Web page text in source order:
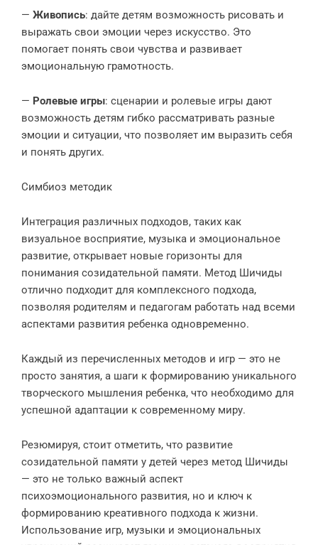
— Живопись: дайте детям возможность рисовать и
выражать свои эмоции через искусство. Это
помогает понять свои чувства и развивает
эмоциональную грамотность.
— Ролевые игры: сценарии и ролевые игры дают
возможность детям гибко рассматривать разные
эмоции и ситуации, что позволяет им выразить себя
и понять других.
Симбиоз методик
Интеграция различных подходов, таких как
визуальное восприятие, музыка и эмоциональное
развитие, открывает новые горизонты для
понимания созидательной памяти. Метод Шичиды
отлично подходит для комплексного подхода,
позволяя родителям и педагогам работать над всеми
аспектами развития ребенка одновременно.
Каждый из перечисленных методов и игр — это не
просто занятия, а шаги к формированию уникального
творческого мышления ребенка, что необходимо для
успешной адаптации к современному миру.
Резюмируя, стоит отметить, что развитие
созидательной памяти у детей через метод Шичиды
— это не только важный аспект
психоэмоционального развития, но и ключ к
формированию креативного подхода к жизни.
Использование игр, музыки и эмоциональных